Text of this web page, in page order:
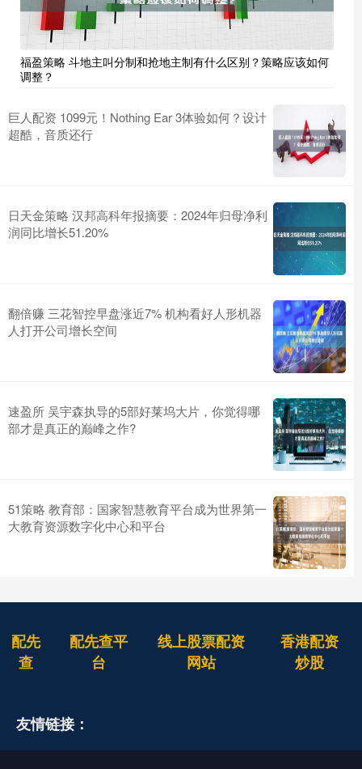
福盈策略 斗地主叫分制和抢地主制有什么区别？策略应该如何
调整？
巨人配资 1099元！Nothing Ear 3体验如何？设计
超酷，音质还行
日天金策略 汉邦高科年报摘要：2024年归母净利
润同比增长51.20%
翻倍赚 三花智控早盘涨近7% 机构看好人形机器
人打开公司增长空间
速盈所 吴宇森执导的5部好莱坞大片，你觉得哪
部才是真正的巅峰之作?
51策略 教育部：国家智慧教育平台成为世界第一
大教育资源数字化中心和平台
配先
查
配先查平
台
线上股票配资
网站
香港配资
炒股
友情链接：